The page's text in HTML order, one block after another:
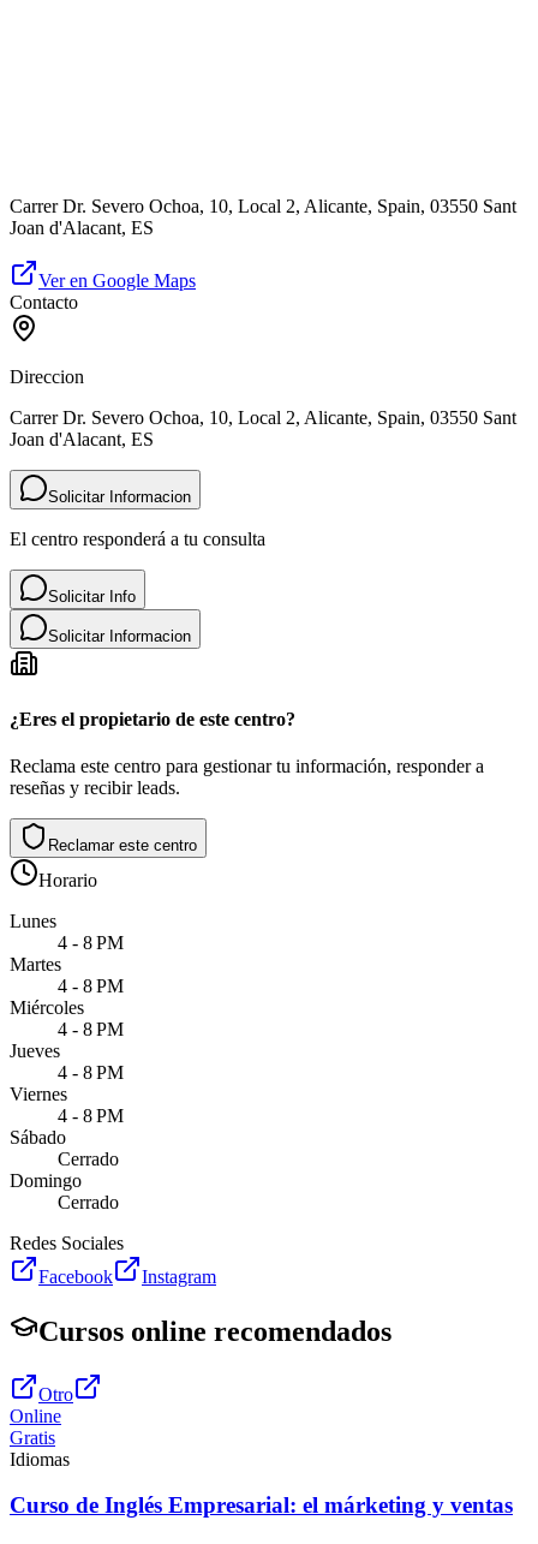
Carrer Dr. Severo Ochoa, 10, Local 2, Alicante, Spain, 03550 Sant
Joan d'Alacant, ES
Ver en Google Maps
Contacto
Direccion
Carrer Dr. Severo Ochoa, 10, Local 2, Alicante, Spain, 03550 Sant
Joan d'Alacant, ES
Solicitar Informacion
El centro responderá a tu consulta
Solicitar Info
Solicitar Informacion
¿Eres el propietario de este centro?
Reclama este centro para gestionar tu información, responder a
reseñas y recibir leads.
Reclamar este centro
Horario
Lunes
4 - 8 PM
Martes
4 - 8 PM
Miércoles
4 - 8 PM
Jueves
4 - 8 PM
Viernes
4 - 8 PM
Sábado
Cerrado
Domingo
Cerrado
Redes Sociales
Facebook
Instagram
Cursos online recomendados
Otro
Online
Gratis
Idiomas
Curso de Inglés Empresarial: el márketing y ventas